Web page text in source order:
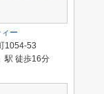
ー
1054-53
駅 徒歩16分